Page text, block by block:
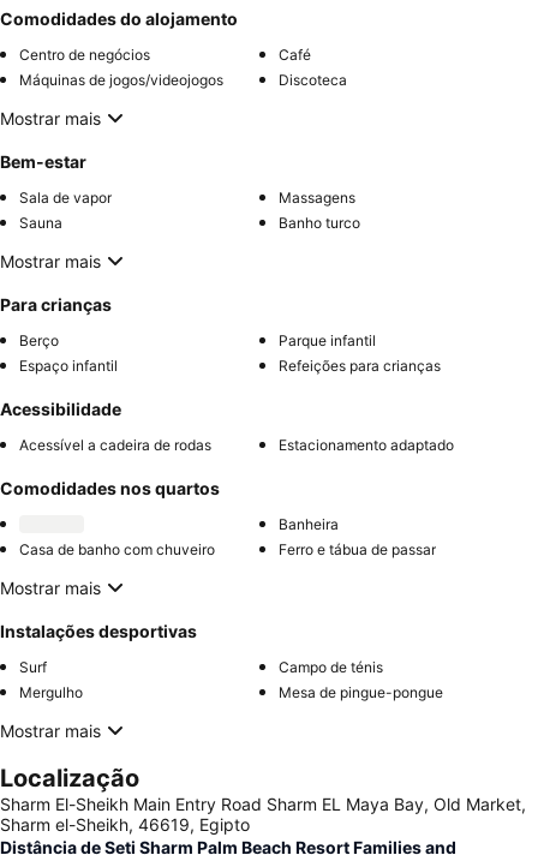
Comodidades do alojamento
Centro de negócios
Café
Máquinas de jogos/videojogos
Discoteca
Mostrar mais
Bem-estar
Sala de vapor
Massagens
Sauna
Banho turco
Mostrar mais
Para crianças
Berço
Parque infantil
Espaço infantil
Refeições para crianças
Acessibilidade
Acessível a cadeira de rodas Estacionamento adaptado
Comodidades nos quartos
Banheira
Casa de banho com chuveiro
Ferro e tábua de passar
Mostrar mais
Instalações desportivas
Surf
Campo de ténis
Mergulho
Mesa de pingue-pongue
Mostrar mais
Localização
Sharm El-Sheikh Main Entry Road Sharm EL Maya Bay, Old Market,
Sharm el-Sheikh, 46619, Egipto
Distância de Seti Sharm Palm Beach Resort Families and